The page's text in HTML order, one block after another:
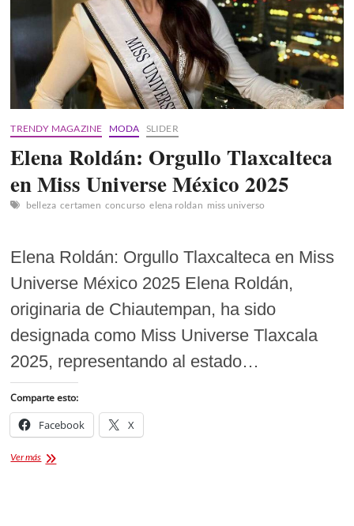
TRENDY MAGAZINE MODA SLIDER
Elena Roldán: Orgullo Tlaxcalteca
en Miss Universe México 2025
belleza certamen concurso elena roldan miss universo
Elena Roldán: Orgullo Tlaxcalteca en Miss
Universe México 2025 Elena Roldán,
originaria de Chiautempan, ha sido
designada como Miss Universe Tlaxcala
2025, representando al estado…
Comparte esto:
Facebook X
Ver másElena